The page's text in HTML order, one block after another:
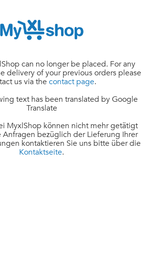
can no longer be placed. For any
delivery of your previous orders please
us via the contact page.
text has been translated by Google
Translate
MyxlShop können nicht mehr getätigt
Anfragen bezüglich der Lieferung Ihrer
kontaktieren Sie uns bitte über die
Kontaktseite.